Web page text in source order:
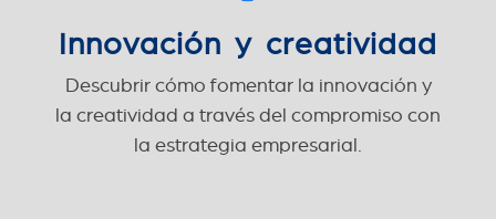
Innovación y creatividad
Descubrir cómo fomentar la innovación y
la creatividad a través del compromiso con
la estrategia empresarial.